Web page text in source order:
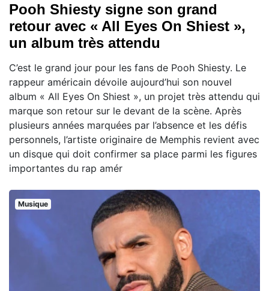
Pooh Shiesty signe son grand
retour avec « All Eyes On Shiest »,
un album très attendu
C’est le grand jour pour les fans de Pooh Shiesty. Le
rappeur américain dévoile aujourd’hui son nouvel
album « All Eyes On Shiest », un projet très attendu qui
marque son retour sur le devant de la scène. Après
plusieurs années marquées par l’absence et les défis
personnels, l’artiste originaire de Memphis revient avec
un disque qui doit confirmer sa place parmi les figures
importantes du rap amér
Musique